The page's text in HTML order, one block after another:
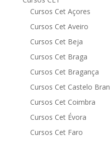
Cursos Cet Açores
Cursos Cet Aveiro
Cursos Cet Beja
Cursos Cet Braga
Cursos Cet Bragança
Cursos Cet Castelo
Cursos Cet Coimbra
Cursos Cet Évora
Cursos Cet Faro